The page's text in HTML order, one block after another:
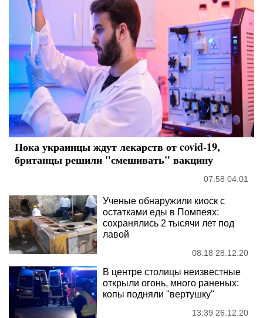
Пока украинцы ждут лекарств от covid-19,
британцы решили "смешивать" вакцину
07:58 04.01
Ученые обнаружили киоск с
остатками еды в Помпеях:
сохранялись 2 тысячи лет под
лавой
08:18 28.12.20
В центре столицы неизвестные
открыли огонь, много раненых:
копы подняли "вертушку"
13:39 26.12.20